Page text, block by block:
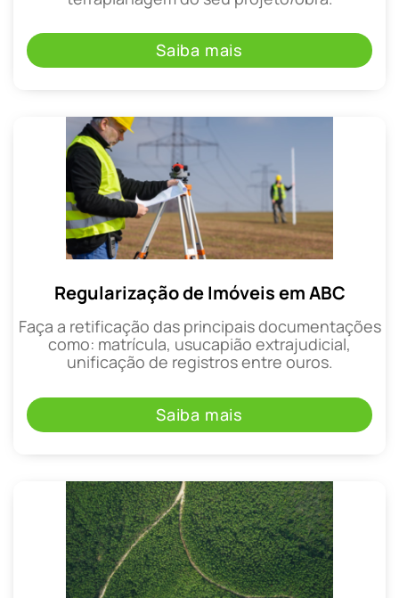
Saiba mais
Regularização de Imóveis em ABC
Faça a retificação das principais documentações
como: matrícula, usucapião extrajudicial,
unificação de registros entre ouros.
Saiba mais